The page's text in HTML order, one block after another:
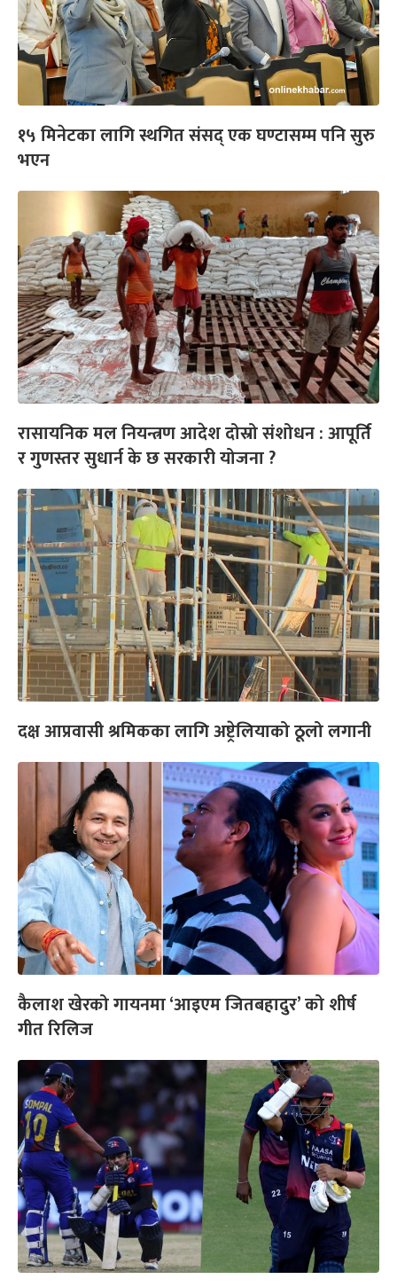
१५ मिनेटका लागि स्थगित संसद् एक घण्टासम्म पनि सुरु
भएन
रासायनिक मल नियन्त्रण आदेश दोस्रो संशोधन : आपूर्ति
र गुणस्तर सुधार्न के छ सरकारी योजना ?
दक्ष आप्रवासी श्रमिकका लागि अष्ट्रेलियाको ठूलो लगानी
कैलाश खेरको गायनमा ‘आइएम जितबहादुर’ को शीर्ष
गीत रिलिज